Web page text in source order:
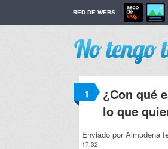
RED DE WEBS
1
¿Con qué
lo que
Enviado por Almudena
17:32